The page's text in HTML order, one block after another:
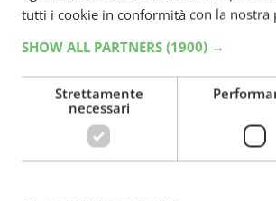
tutti i cookie in conformità con la nostra
SHOW ALL PARTNERS (1900) →
Strettamente
necessari